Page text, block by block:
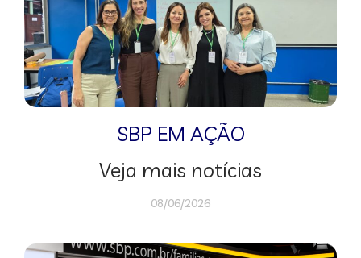
SBP EM AÇÃO
Veja mais notícias
08/06/2026